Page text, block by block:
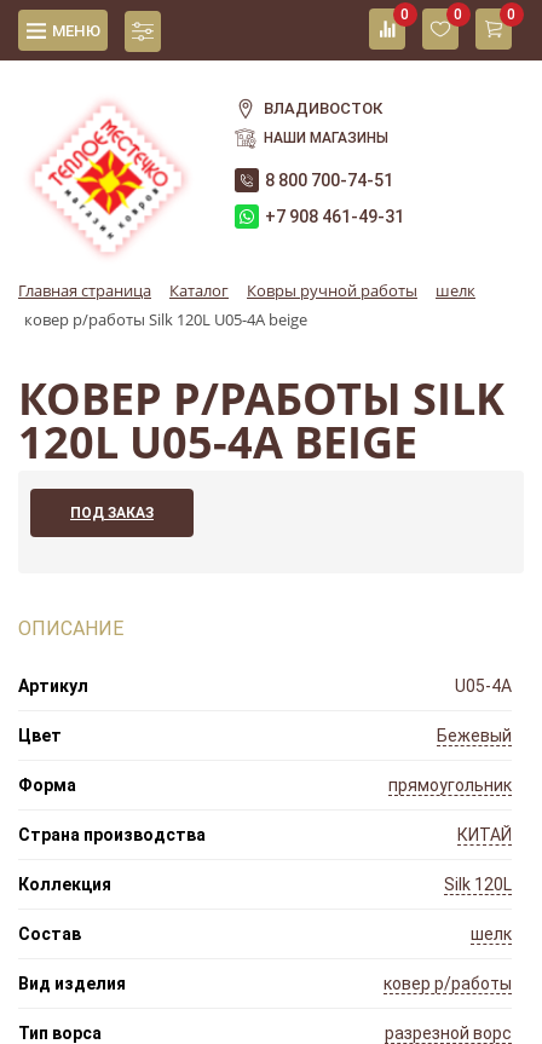
МЕНЮ
0 0 0
ВЛАДИВОСТОК
НАШИ МАГАЗИНЫ
8 800 700-74-51
+7 908 461-49-31
Главная страница Каталог Ковры ручной работы
шелк
ковер р/работы Silk 120L U05-4A beige
КОВЕР Р/РАБОТЫ SILK
120L U05-4A BEIGE
ПОД ЗАКАЗ
ОПИСАНИЕ
Артикул U05-4A
Цвет Бежевый
Форма прямоугольник
Страна производства КИТАЙ
Коллекция Silk 120L
Состав шелк
Вид изделия ковер р/работы
Тип ворса разрезной ворс